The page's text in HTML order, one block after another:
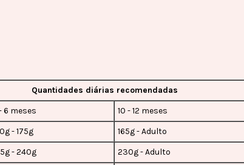
Quantidades diárias recomendadas
6 meses 10 - 12 meses
- 175g 165g - Adulto
- 240g 230g - Adulto